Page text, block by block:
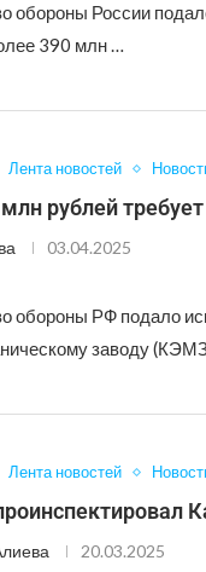
обороны России
390 млн …
Лента новостей
рублей
03.04.2025
обороны РФ подало
заводу
Лента новостей
20.03.2025